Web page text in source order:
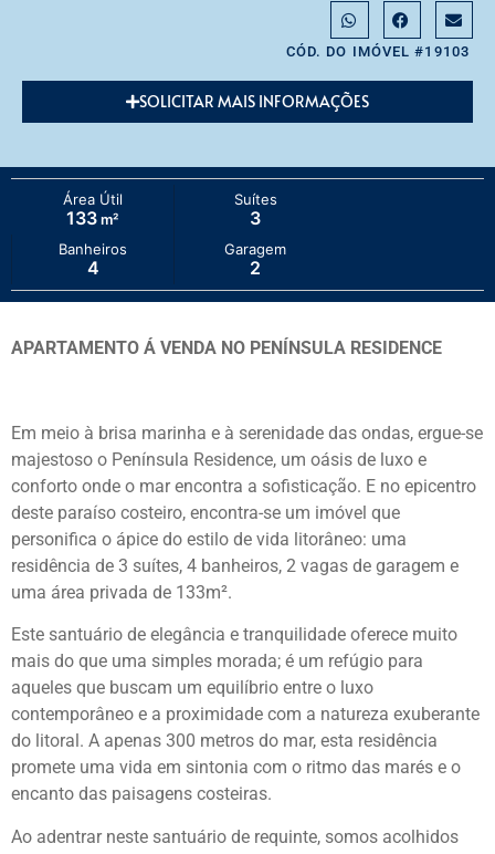
CÓD. DO IMÓVEL #19103
SOLICITAR MAIS INFORMAÇÕES
Área Útil
133 m²
Suítes
3
Banheiros
4
Garagem
2
APARTAMENTO Á VENDA NO PENÍNSULA RESIDENCE
Em meio à brisa marinha e à serenidade das ondas, ergue-se
majestoso o Península Residence, um oásis de luxo e
conforto onde o mar encontra a sofisticação. E no epicentro
deste paraíso costeiro, encontra-se um imóvel que
personifica o ápice do estilo de vida litorâneo: uma
residência de 3 suítes, 4 banheiros, 2 vagas de garagem e
uma área privada de 133m².
Este santuário de elegância e tranquilidade oferece muito
mais do que uma simples morada; é um refúgio para
aqueles que buscam um equilíbrio entre o luxo
contemporâneo e a proximidade com a natureza exuberante
do litoral. A apenas 300 metros do mar, esta residência
promete uma vida em sintonia com o ritmo das marés e o
encanto das paisagens costeiras.
Ao adentrar neste santuário de requinte, somos acolhidos